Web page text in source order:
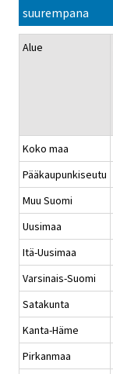
suurempana
Alue
Koko maa
Pääkaupunkiseutu
Muu Suomi
Uusimaa
Itä-Uusimaa
Varsinais-Suomi
Satakunta
Kanta-Häme
Pirkanmaa